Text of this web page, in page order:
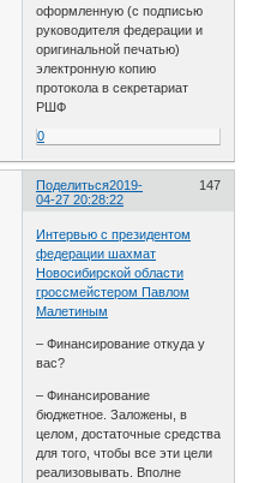
оформленную (с подписью
руководителя федерации и
оригинальной печатью)
электронную копию
протокола в секретариат
РШФ
0
Поделиться 147
2019-
04-27 20:28:22
Интервью с президентом
федерации шахмат
Новосибирской области
гроссмейстером Павлом
Малетиным
– Финансирование откуда у
вас?
– Финансирование
бюджетное. Заложены, в
целом, достаточные средства
для того, чтобы все эти цели
реализовывать. Вполне